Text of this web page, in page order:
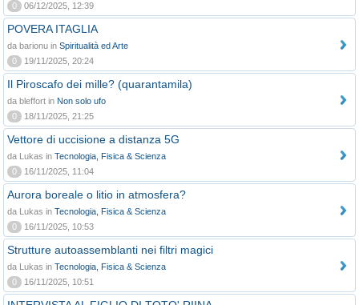
0
06/12/2025, 12:39
POVERA ITAGLIA
da barionu in Spiritualità ed Arte
0
19/11/2025, 20:24
Il Piroscafo dei mille? (quarantamila)
da bleffort in Non solo ufo
0
18/11/2025, 21:25
Vettore di uccisione a distanza 5G
da Lukas in Tecnologia, Fisica & Scienza
0
16/11/2025, 11:04
Aurora boreale o litio in atmosfera?
da Lukas in Tecnologia, Fisica & Scienza
0
16/11/2025, 10:53
Strutture autoassemblanti nei filtri magici
da Lukas in Tecnologia, Fisica & Scienza
0
16/11/2025, 10:51